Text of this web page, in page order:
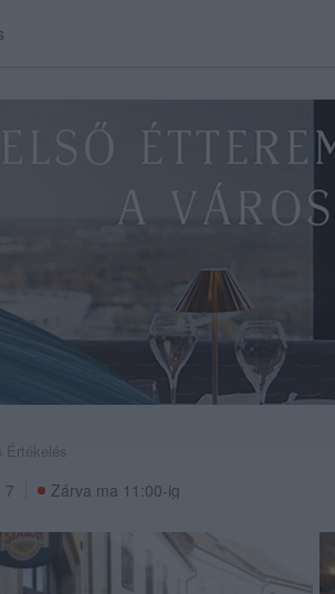
Értékelés
7 Zárva ma 11:00-ig